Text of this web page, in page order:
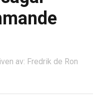
av: Fredrik de Ron